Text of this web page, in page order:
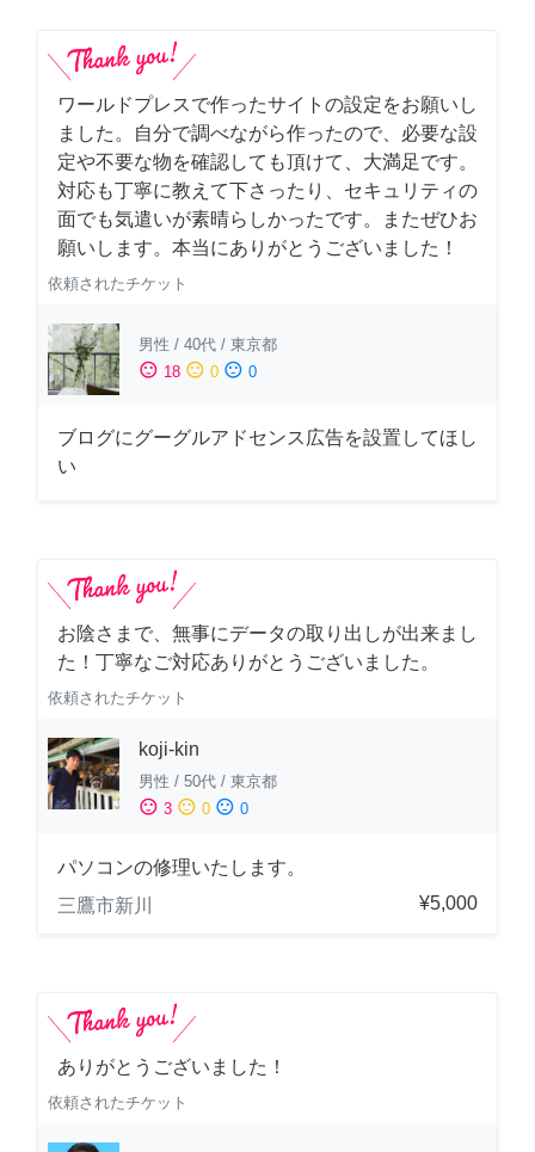
ワールドプレスで作ったサイトの設定をお願いし
ました。自分で調べながら作ったので、必要な設
定や不要な物を確認しても頂けて、大満足です。
対応も丁寧に教えて下さったり、セキュリティの
面でも気遣いが素晴らしかったです。またぜひお
願いします。本当にありがとうございました！
依頼されたチケット
男性 / 40代 / 東京都
sentiment_satisfied 18 sentiment_neutral 0 sentiment_dissatisfied 0
ブログにグーグルアドセンス広告を設置してほし
い
お陰さまで、無事にデータの取り出しが出来まし
た！丁寧なご対応ありがとうございました。
依頼されたチケット
koji-kin
男性 / 50代 / 東京都
sentiment_satisfied 3 sentiment_neutral 0 sentiment_dissatisfied 0
パソコンの修理いたします。
三鷹市新川
¥5,000
ありがとうございました！
依頼されたチケット